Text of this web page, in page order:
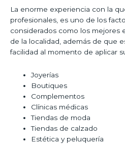
La enorme experiencia con la
profesionales, es uno de los
considerados como los mejores
de la localidad, además de que
facilidad al momento de aplicar
Joyerías
Boutiques
Complementos
Clínicas médicas
Tiendas de moda
Tiendas de calzado
Estética y peluquería